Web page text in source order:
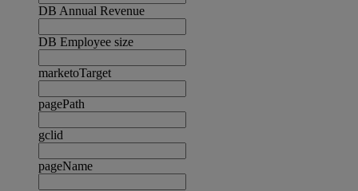
DB Annual Revenue
DB Employee size
marketoTarget
pagePath
gclid
pageName